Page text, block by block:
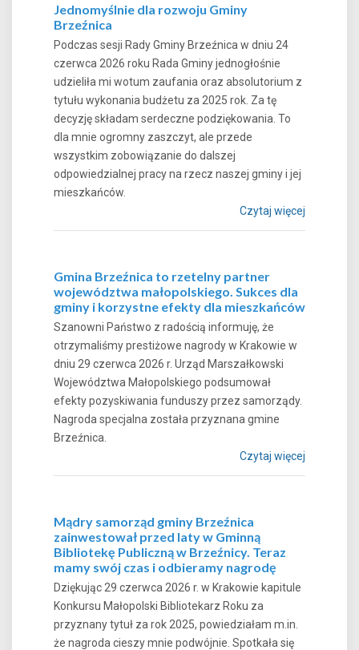
Jednomyślnie dla rozwoju Gminy
Brzeźnica
Podczas sesji Rady Gminy Brzeźnica w dniu 24
czerwca 2026 roku Rada Gminy jednogłośnie
udzieliła mi wotum zaufania oraz absolutorium z
tytułu wykonania budżetu za 2025 rok. Za tę
decyzję składam serdeczne podziękowania. To
dla mnie ogromny zaszczyt, ale przede
wszystkim zobowiązanie do dalszej
odpowiedzialnej pracy na rzecz naszej gminy i jej
mieszkańców.
Czytaj więcej
Gmina Brzeźnica to rzetelny partner
województwa małopolskiego. Sukces dla
gminy i korzystne efekty dla mieszkańców
Szanowni Państwo z radością informuję, że
otrzymaliśmy prestiżowe nagrody w Krakowie w
dniu 29 czerwca 2026 r. Urząd Marszałkowski
Województwa Małopolskiego podsumował
efekty pozyskiwania funduszy przez samorządy.
Nagroda specjalna została przyznana gmine
Brzeźnica.
Czytaj więcej
Mądry samorząd gminy Brzeźnica
zainwestował przed laty w Gminną
Bibliotekę Publiczną w Brzeźnicy. Teraz
mamy swój czas i odbieramy nagrodę
Dziękując 29 czerwca 2026 r. w Krakowie kapitule
Konkursu Małopolski Bibliotekarz Roku za
przyznany tytuł za rok 2025, powiedziałam m.in.
że nagroda cieszy mnie podwójnie. Spotkała się